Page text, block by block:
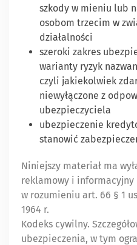
szkody w mieniu lub
osobom trzecim w
działalności
szeroki zakres
warianty ryzyk
czyli jakiekolwiek
niewyłączone z
ubezpieczyciela
ubezpieczenie
stanowić
Niniejszy materiał ma
reklamowy i
w rozumieniu art. 66 § 1
1964 r.
Kodeks cywilny.
ubezpieczenia, w tym